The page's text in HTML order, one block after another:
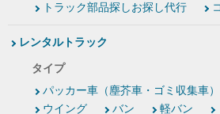
トラック部品探しお探し代行
レンタルトラック
タイプ
パッカー車（塵芥車・ゴミ収集車）
ウイング
バン 軽バン